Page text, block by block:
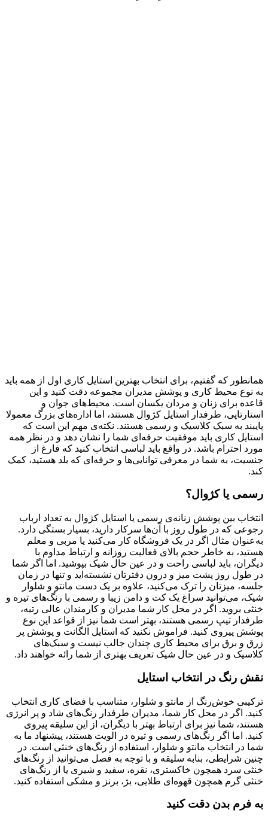
همانطور که گفتیم، برای انتخاب بهترین استایل کاری اول از همه باید
به نوع محیط کاری و پوشش مدیران مجموعه دقت کنید و این
قاعده برای زنان و مردان یکسان است. محیط‌های جوان و
استارتاپی، طرفدار استایل کژوال هستند، اما اداره‌های بزرگ معمولا
پایبند به سبک کلاسیک و رسمی هستند. نکته‌ی مهم این است که
استایل کاری باید موفقیت حرفه‌ای شما را نشان دهد و در نظر همه
مورد احترام باشد. در واقع باید لباسی انتخاب کنید که فارغ از
جنسیت، به شما در معرفی توانایی‌ها و حرفه‌ای که بلد هستید، کمک
کند.
رسمی یا کژوال؟
انتخاب بین پوشش زنانه‌ی رسمی یا استایل کژوال به تعداد ارباب
رجوعی که در طول روز با آن‌ها سرکار دارید، بسیار بستگی دارد.
به‌عنوان مثال اگر در یک فروشگاه کار می‌کنید یا مربی و معلم
هستید، به خاطر حجم بالای فعالیت روزانه و ارتباط مداوم با
دیگران، باید لباسی راحت و در عین حال شیک بپوشید. اما اگر شما
در طول روز پشت میز و درون دفترتان نشسته‌اید و تنها در زمان
جلسه، میزتان را ترک می‌کنید، علاوه بر یک دست مانتو و شلوار
شیک، می‌توانید سراغ یک کت و دامن زیبا و رسمی با رنگ‌های تیره و
خنثی بروید. اگر در محل کار شما مدیران و کارمندان عالی رتبه،
طرفدار تیپ رسمی هستند، بهتر است شما نیز از قواعد این نوع
پوشش پیروی کنید. فراموش نکنید که استایل الگانت و پوشش پر
زرق و برق برای محیط کاری چندان جالب نیست و سبک‌های
کلاسیک و در عین حال شیک تعریف بهتری از شما رائه خواهند داد.
نقش رنگ در انتخاب استایل
ترکیبی خوش‌رنگ از مانتو و شلوار، متناسب با فضای کاری انتخاب
کنید. اگر در محل کار شما، مدیران طرفدار رنگ‌های شاد و پر انرژی
هستند، شما نیز برای ارتباط بهتر با دیگران، از این سلیقه پیروی
کنید. اما اگر رنگ‌های رسمی و تیره در الویت هستند، پیشنهاد ما به
شما در انتخاب مانتو و شلوار، استفاده از رنگ‌های خنثی است. در
چنین شرایطی، بنابه سلیقه و با توجه به فصل می‌توانید از رنگ‌های
خنثی سرد همچون خاکستری، نقره، سفید و شیری یا از رنگ‌های
خنثی گرم همچون قهوه‌ای طلایی، بژ، برنز و مشکی استفاده کنید.
به فرم بدن دقت کنید